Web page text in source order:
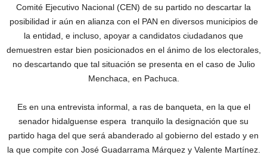
Comité Ejecutivo Nacional (CEN) de su partido no descartar la
posibilidad ir aún en alianza con el PAN en diversos municipios de
la entidad, e incluso, apoyar a candidatos ciudadanos que
demuestren estar bien posicionados en el ánimo de los electorales,
no descartando que tal situación se presenta en el caso de Julio
Menchaca, en Pachuca.
Es en una entrevista informal, a ras de banqueta, en la que el
senador hidalguense espera tranquilo la designación que su
partido haga del que será abanderado al gobierno del estado y en
la que compite con José Guadarrama Márquez y Valente Martínez.